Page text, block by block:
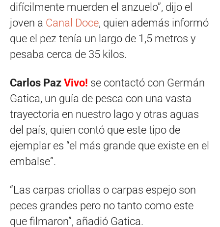
difícilmente muerden el anzuelo”, dijo el
joven a Canal Doce, quien además informó
que el pez tenía un largo de 1,5 metros y
pesaba cerca de 35 kilos.
Carlos Paz Vivo! se contactó con Germán
Gatica, un guía de pesca con una vasta
trayectoria en nuestro lago y otras aguas
del país, quien contó que este tipo de
ejemplar es “el más grande que existe en el
embalse”.
“Las carpas criollas o carpas espejo son
peces grandes pero no tanto como este
que filmaron”, añadió Gatica.